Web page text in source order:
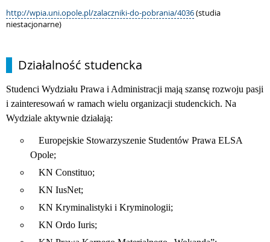
http://wpia.uni.opole.pl/zalaczniki-do-pobrania/4036(studia
niestacjonarne)
Działalność studencka
Studenci Wydziału Prawa i Administracji mają szansę rozwoju pasji
i zainteresowań w ramach wielu organizacji studenckich. Na
Wydziale aktywnie działają:
Europejskie Stowarzyszenie Studentów Prawa ELSA
Opole;
KN Constituo;
KN IusNet;
KN Kryminalistyki i Kryminologii;
KN Ordo Iuris;